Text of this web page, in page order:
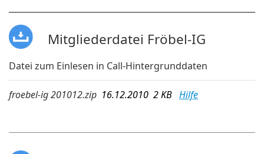
Mitgliederdatei Fröbel-IG
Datei zum Einlesen in Call-Hintergrunddaten
froebel-ig 201012.zip 16.12.2010 2 KB Hilfe